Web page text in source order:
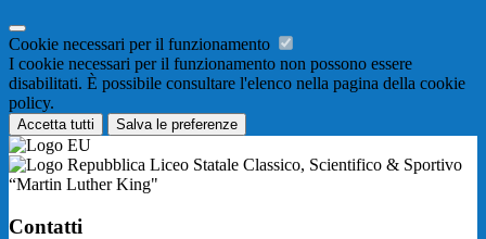
Cookie necessari per il funzionamento
I cookie necessari per il funzionamento non possono essere
disabilitati. È possibile consultare l'elenco nella pagina della cookie
policy.
Accetta tutti Salva le preferenze
Liceo Statale Classico, Scientifico & Sportivo
“Martin Luther King"
Contatti